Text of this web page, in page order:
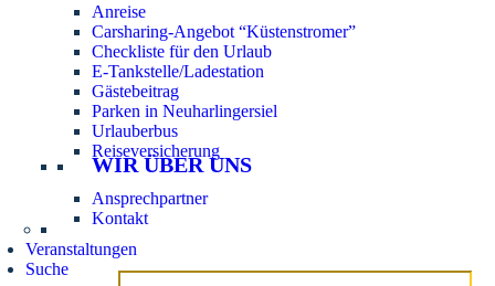
Anreise
Carsharing-Angebot “Küstenstromer”
Checkliste für den Urlaub
E-Tankstelle/Ladestation
Gästebeitrag
Parken in Neuharlingersiel
Urlauberbus
Reiseversicherung
WIR ÜBER UNS
Ansprechpartner
Kontakt
Veranstaltungen
Suche